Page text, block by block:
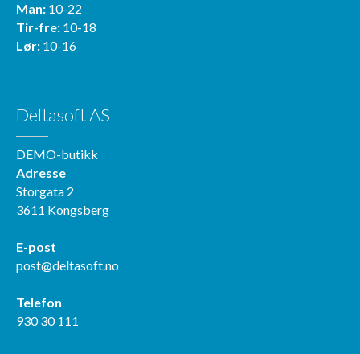
Man: 10-22
Tir-fre: 10-18
Lør: 10-16
Deltasoft AS
DEMO-butikk
Adresse
Storgata 2
3611 Kongsberg
E-post
post@deltasoft.no
Telefon
930 30 111